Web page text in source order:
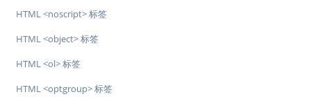
HTML <noscript> 标签
HTML <object> 标签
HTML <ol> 标签
HTML <optgroup> 标签